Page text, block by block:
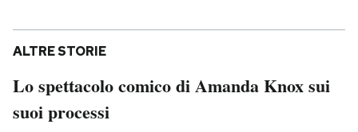
ALTRE STORIE
Lo spettacolo comico di Amanda Knox sui
suoi processi